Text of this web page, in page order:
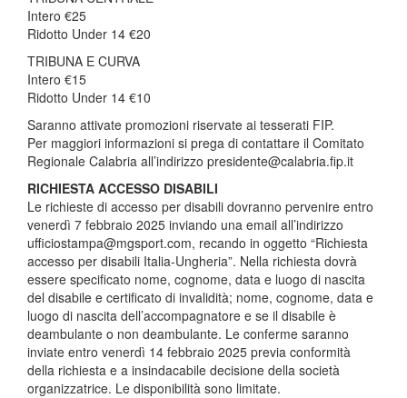
Intero €25
Ridotto Under 14 €20
TRIBUNA E CURVA
Intero €15
Ridotto Under 14 €10
Saranno attivate promozioni riservate ai tesserati FIP.
Per maggiori informazioni si prega di contattare il Comitato
Regionale Calabria all’indirizzo presidente@calabria.fip.it
RICHIESTA ACCESSO DISABILI
Le richieste di accesso per disabili dovranno pervenire entro
venerdì 7 febbraio 2025 inviando una email all’indirizzo
ufficiostampa@mgsport.com, recando in oggetto “Richiesta
accesso per disabili Italia-Ungheria”. Nella richiesta dovrà
essere specificato nome, cognome, data e luogo di nascita
del disabile e certificato di invalidità; nome, cognome, data e
luogo di nascita dell’accompagnatore e se il disabile è
deambulante o non deambulante. Le conferme saranno
inviate entro venerdì 14 febbraio 2025 previa conformità
della richiesta e a insindacabile decisione della società
organizzatrice. Le disponibilità sono limitate.